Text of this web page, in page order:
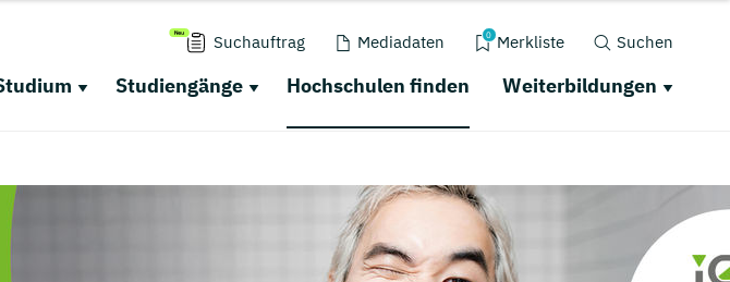
Suchauftrag Mediadaten 0 Merkliste Suchen
Studiengänge Hochschulen finden Weiterbildungen